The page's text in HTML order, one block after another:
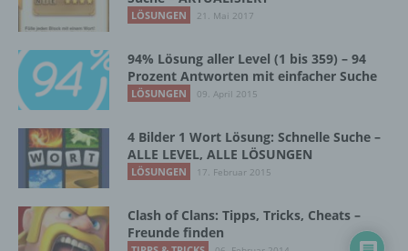
LÖSUNGEN 21. Mai 2017
94% Lösung aller Level (1 bis 359) – 94
Prozent Antworten mit einfacher Suche
LÖSUNGEN 09. April 2015
4 Bilder 1 Wort Lösung: Schnelle Suche –
ALLE LEVEL, ALLE LÖSUNGEN
LÖSUNGEN 17. Februar 2015
Clash of Clans: Tipps, Tricks, Cheats –
Freunde finden
oder andere Stelle, die personenbezogene
Daten im Auftrag des Verantwortlichen
verarbeitet.
i) Empfänger
Empfänger ist eine natürliche oder juristische
Person, Behörde, Einrichtung oder andere
Stelle, der personenbezogene Daten
offengelegt werden, unabhängig davon, ob
es sich bei ihr um einen Dritten handelt oder
nicht. Behörden, die im Rahmen eines